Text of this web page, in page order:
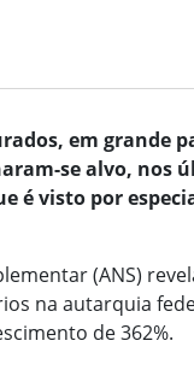
em grande
se alvo, nos
é visto por
(ANS)
na autarquia
de 362%.